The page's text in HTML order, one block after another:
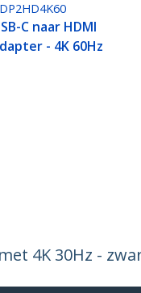
C naar HDMI
- 4K 60Hz
4K 30Hz -